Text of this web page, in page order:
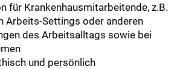
für Krankenhausmitarbeitende, z.B.
Arbeits-Settings oder anderen
des Arbeitsalltags sowie bei
und persönlich